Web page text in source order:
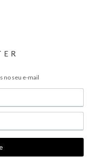
no seu e-mail